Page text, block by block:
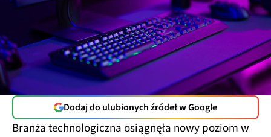
Dodaj do ulubionych źródeł w Google
Branża technologiczna osiągnęła nowy poziom w